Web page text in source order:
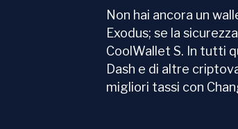
Non hai ancora un
Exodus; se la
CoolWallet S. In tutti
Dash e di altre
migliori tassi con